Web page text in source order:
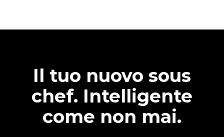
Il tuo nuovo sous
chef. Intelligente
come non mai.